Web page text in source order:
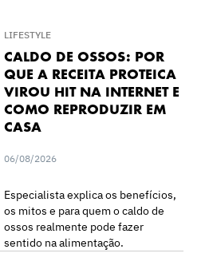
LIFESTYLE
CALDO DE OSSOS: POR
QUE A RECEITA PROTEICA
VIROU HIT NA INTERNET E
COMO REPRODUZIR EM
CASA
06/08/2026
Especialista explica os benefícios,
os mitos e para quem o caldo de
ossos realmente pode fazer
sentido na alimentação.